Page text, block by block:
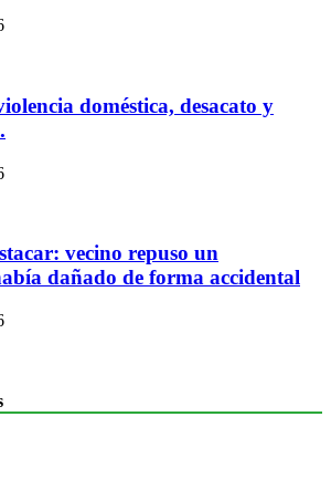
doméstica, desacato y
vecino repuso un
dañado de forma accidental